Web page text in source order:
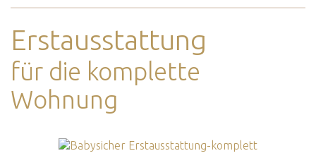
Erstausstattung
für die komplette
Wohnung